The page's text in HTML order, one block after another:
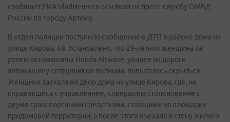
сообщает РИА VladNews со ссылкой на пресс-службу ОМВД
России по городу Артему.
В отдел полиции поступило сообщение о ДТП в районе дома на
улице Кирова, 68. Установлено, что 28-летняя женщина за
рулем автомашины Honda Airwave, увидев на дороге
автомашину сотрудников полиции, попыталась скрыться.
Женщина заехала во двор дома на улице Кирова, где, не
справившись с управлением, совершила столкновение с
двумя транспортными средствами, стоящими на площадке
придомовой территории, а после этого въехала в стену жилого